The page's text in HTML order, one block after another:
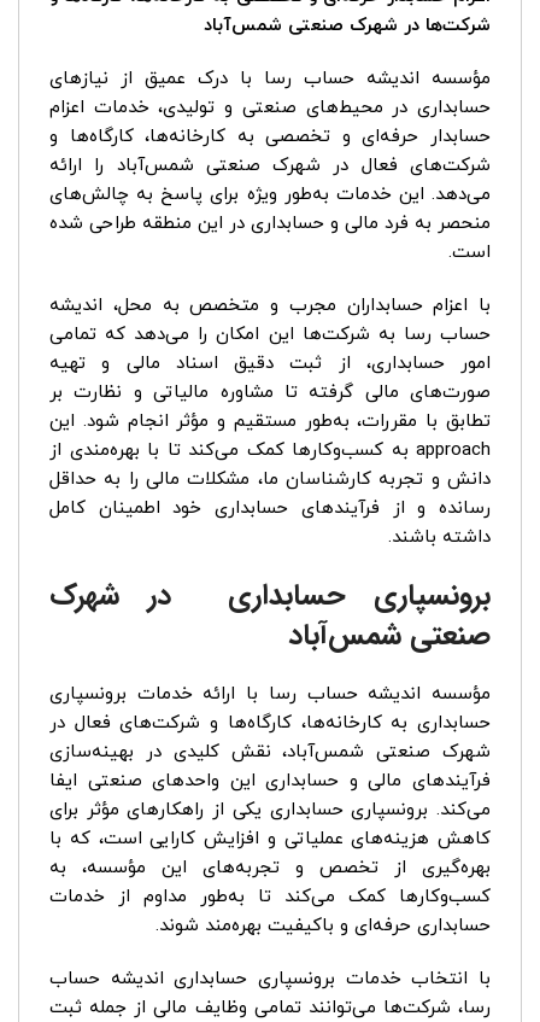
شرکت‌ها در شهرک صنعتی شمس‌آباد
مؤسسه اندیشه حساب رسا با درک عمیق از نیازهای
حسابداری در محیط‌های صنعتی و تولیدی، خدمات اعزام
حسابدار حرفه‌ای و تخصصی به کارخانه‌ها، کارگاه‌ها و
شرکت‌های فعال در شهرک صنعتی شمس‌آباد را ارائه
می‌دهد. این خدمات به‌طور ویژه برای پاسخ به چالش‌های
منحصر به فرد مالی و حسابداری در این منطقه طراحی شده
است.
با اعزام حسابداران مجرب و متخصص به محل، اندیشه
حساب رسا به شرکت‌ها این امکان را می‌دهد که تمامی
امور حسابداری، از ثبت دقیق اسناد مالی و تهیه
صورت‌های مالی گرفته تا مشاوره مالیاتی و نظارت بر
تطابق با مقررات، به‌طور مستقیم و مؤثر انجام شود. این
approach به کسب‌وکارها کمک می‌کند تا با بهره‌مندی از
دانش و تجربه کارشناسان ما، مشکلات مالی را به حداقل
رسانده و از فرآیندهای حسابداری خود اطمینان کامل
داشته باشند.
برونسپاری حسابداری در شهرک
صنعتی شمس‌آباد
مؤسسه اندیشه حساب رسا با ارائه خدمات برونسپاری
حسابداری به کارخانه‌ها، کارگاه‌ها و شرکت‌های فعال در
شهرک صنعتی شمس‌آباد، نقش کلیدی در بهینه‌سازی
فرآیندهای مالی و حسابداری این واحدهای صنعتی ایفا
می‌کند. برونسپاری حسابداری یکی از راهکارهای مؤثر برای
کاهش هزینه‌های عملیاتی و افزایش کارایی است، که با
بهره‌گیری از تخصص و تجربه‌های این مؤسسه، به
کسب‌وکارها کمک می‌کند تا به‌طور مداوم از خدمات
حسابداری حرفه‌ای و باکیفیت بهره‌مند شوند.
با انتخاب خدمات برونسپاری حسابداری اندیشه حساب
رسا، شرکت‌ها می‌توانند تمامی وظایف مالی از جمله ثبت